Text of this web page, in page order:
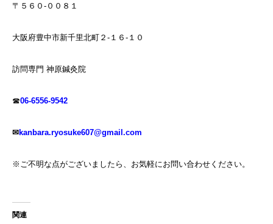
〒５６０-００８１
大阪府豊中市新千里北町２-１６-１０
訪問専門 神原鍼灸院
☎06-6556-9542
✉kanbara.ryosuke607@gmail.com
※ご不明な点がございましたら、お気軽にお問い合わせください。
関連